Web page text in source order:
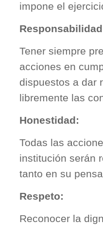
impone el
Tener siempre
acciones en
dispuestos a dar
libremente las
Honestidad:
Todas las
institución serán
tanto en su
Respeto:
Reconocer la